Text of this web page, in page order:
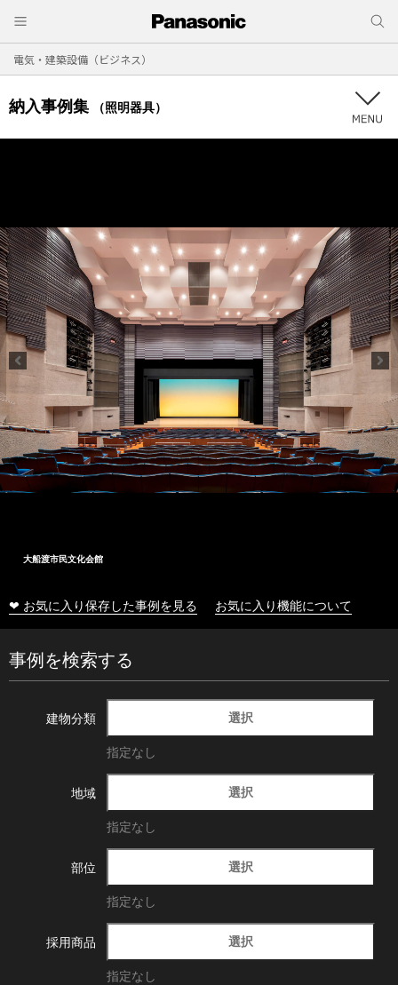
電気・建築設備（ビジネス）
納入事例集 （照明器具）
大船渡市民文化会館
❤ お気に入り保存した事例を見る お気に入り機能について
事例を検索する
建物分類 選択
指定なし
地域 選択
指定なし
部位 選択
指定なし
採用商品 選択
指定なし